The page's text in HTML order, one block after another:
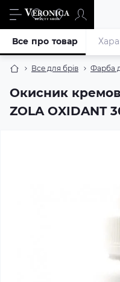
Все для брів Фарба
Окисник
ZOLA OXIDANT
Все про товар